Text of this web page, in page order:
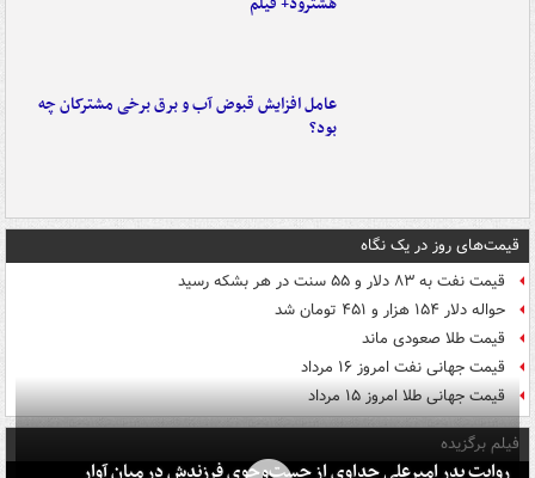
عامل افزایش قبوض آب و برق برخی مشترکان چه
بود؟
قیمت‌های روز در یک نگاه
قیمت نفت به ۸۳ دلار و ۵۵ سنت در هر بشکه رسید
حواله دلار ۱۵۴ هزار و ۴۵۱ تومان شد
قیمت طلا صعودی ماند
قیمت جهانی نفت امروز ۱۶ مرداد
قیمت جهانی طلا امروز ۱۵ مرداد
فیلم برگزیده